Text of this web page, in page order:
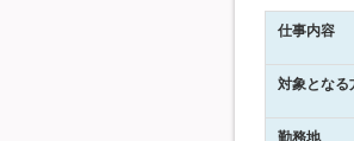
仕事内容
対象となる
勤務地